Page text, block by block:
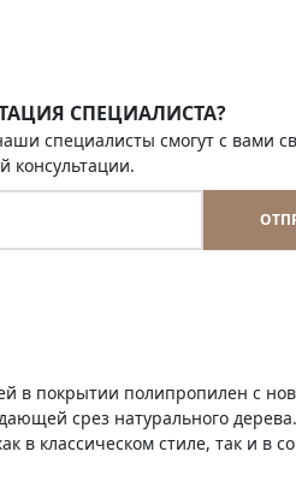
СПЕЦИАЛИСТА?
специалисты смогут с вами
консультации.
в покрытии полипропилен с
срез натурального
в классическом стиле, так и в